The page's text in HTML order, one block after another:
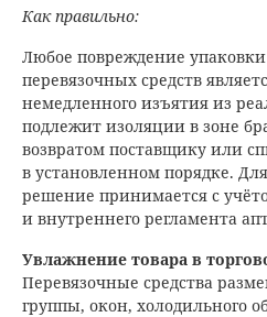
Как правильно:
Любое повреждение
перевязочных средств
немедленного изъятия из
подлежит изоляции в зоне
возвратом поставщику или
в установленном порядке.
решение принимается с
и внутреннего регламента
Увлажнение товара в
Перевязочные средства
группы, окон, холодильного